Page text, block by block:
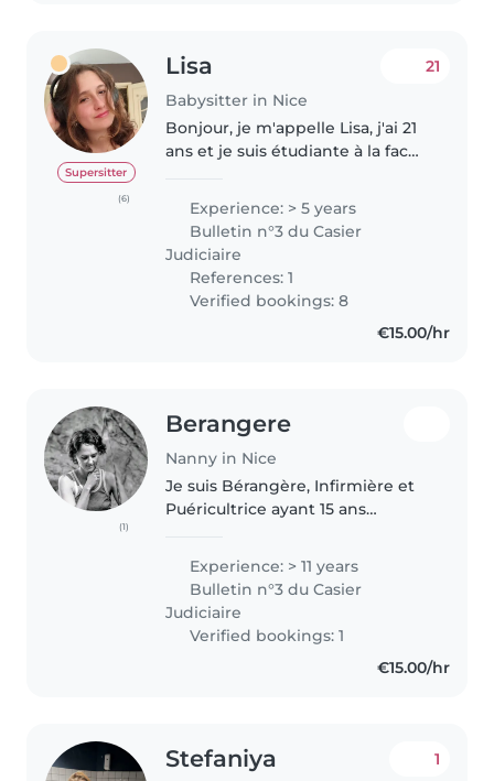
Supersitter
(6)
Lisa
Babysitter in Nice
21
Bonjour, je m'appelle Lisa, j'ai 21
ans et je suis étudiante à la fac
qualifier, je dirai que je suis
quelqu'un de ponctuelle,
sérieuse, patiente,..
Experience: > 5 years
Bulletin n°3 du Casier
Judiciaire
References: 1
Verified bookings: 8
€15.00/hr
(1)
Berangere
Nanny in Nice
Je suis Bérangère, Infirmière et
Puéricultrice ayant 15 ans
néonatalogie, urgences
pédiatriques et pédopsychiatrie.
J'ai quitté mon poste à Lenval et
suis..
Experience: > 11 years
Bulletin n°3 du Casier
Judiciaire
Verified bookings: 1
€15.00/hr
Stefaniya 1